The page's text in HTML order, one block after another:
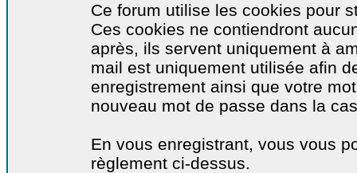
Ce forum utilise les cookies pour
Ces cookies ne contiendront
après, ils servent uniquement à
mail est uniquement utilisée afin
enregistrement ainsi que votre
nouveau mot de passe dans la
En vous enregistrant, vous vous
règlement ci-dessus.